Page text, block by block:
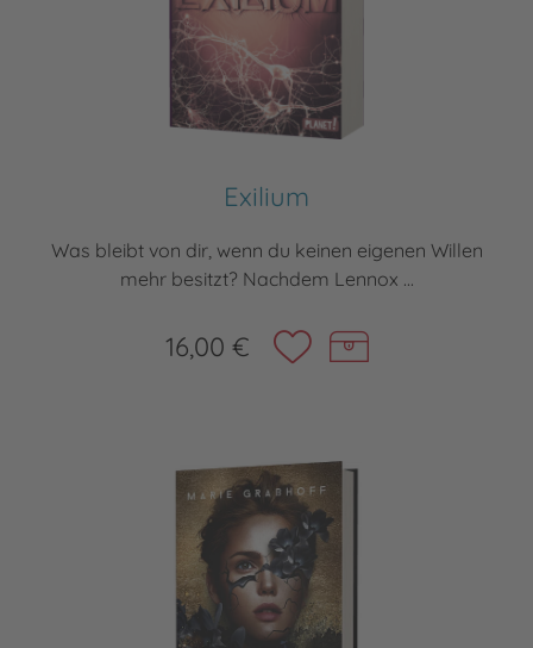
Exilium
Was bleibt von dir, wenn du keinen eigenen Willen
mehr besitzt? Nachdem Lennox ...
16,00 €